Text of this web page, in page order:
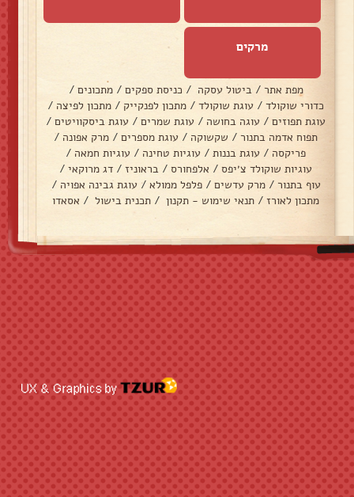
מרקים
מפת אתר / ביטול עסקה / כניסת ספקים / מתכונים /
כדורי שוקולד / עוגת שוקולד / מתכון לפנקייק / מתכון לפיצה /
עוגת תפוזים / עוגה בחושה / עוגת שמרים / עוגת ביסקוויטים /
תפוח אדמה בתנור / שקשוקה / עוגת מספרים / מרק אפונה /
פריקסה / עוגת בננות / עוגיות טחינה / עוגיות חמאה /
עוגיות שוקולד צ׳יפס / אלפחורס / בראוניז / דג מרוקאי /
עוף בתנור / מרק עדשים / פלפל ממולא / עוגת גבינה אפויה /
מתכון לאורז / תנאי שימוש - תקנון / תכנית בישול / אסאדו